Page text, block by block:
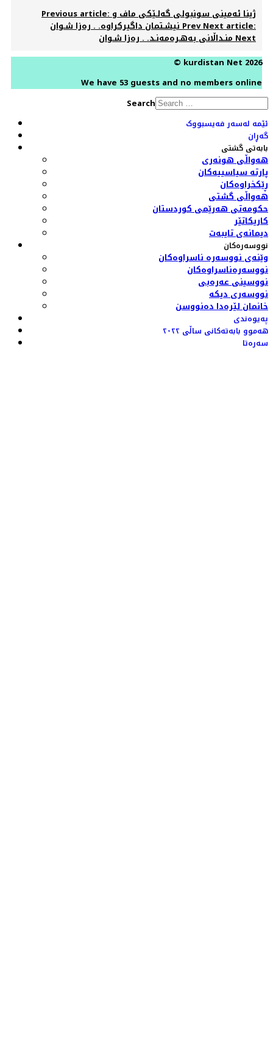
Previous article: ژینا ئەمینی سونبولی گەلـێكی ماف و
نیشـتمان داگیرکراوە. . رەزا شـوانPrevNext article:
منـداڵانی بەهـرەمەنـد. . رەزا شـوانNext
© kurdistan Net 2026
We have 53 guests and no members online
Search
ئێمە لەسەر فەیسبووک
گەڕان
بابەتی گشتی
هەواڵی هونەری
پارتە سیاسییەکان
ڕێکخراوەکان
هەواڵی گشتی
حکومەتی هەرێمی کوردستان
کاریکاتێر
دیمانەی تایبەت
نووسەرەکان
وێنەی نووسەرە ناسراوەکان
نووسەرەناسراوەکان
نووسینی عەرەبی
نووسەری دیکە
خانمان لێرەدا دەنووسن
پەیوەندی
هەموو بابەتەکانی ساڵی ٢٠٢٢
سەرەتا